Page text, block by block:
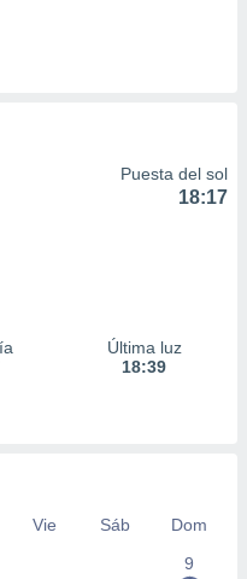
Puesta del sol
18:17
Última luz
18:39
Vie Sáb
Dom
9